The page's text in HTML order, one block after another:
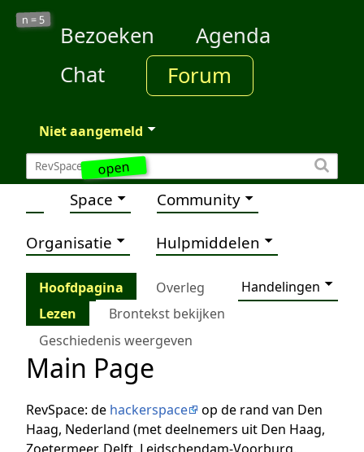
open
n = 5
Bezoeken
Agenda
Chat
Forum
Niet aangemeld
Space Community
Organisatie Hulpmiddelen
Hoofdpagina Overleg
Handelingen
Lezen
Brontekst bekijken
Geschiedenis weergeven
Main Page
RevSpace: de hackerspace
op de rand van Den
Haag, Nederland (met deelnemers uit Den Haag,